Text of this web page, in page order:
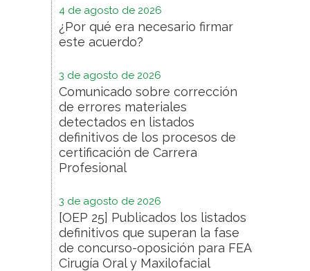
4 de agosto de 2026
¿Por qué era necesario firmar
este acuerdo?
3 de agosto de 2026
Comunicado sobre corrección
de errores materiales
detectados en listados
definitivos de los procesos de
certificación de Carrera
Profesional
3 de agosto de 2026
[OEP 25] Publicados los listados
definitivos que superan la fase
de concurso-oposición para FEA
Cirugía Oral y Maxilofacial